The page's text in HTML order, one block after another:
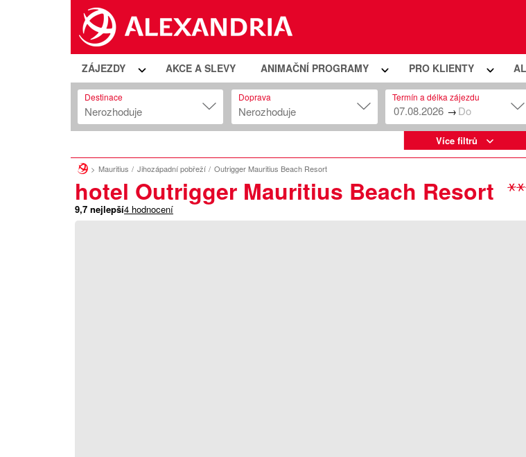
ZÁJEZDY AKCE A SLEVY ANIMAČNÍ PROGRAMY PRO KLIENTY
Destinace
Nerozhoduje
Doprava
Nerozhoduje
Termín a délka zájezdu
→
Více filtrů
Mauritius Jihozápadní pobřeží Outrigger Mauritius Beach Resort
hotel Outrigger Mauritius Beach Resort
9,7 nejlepší4 hodnocení